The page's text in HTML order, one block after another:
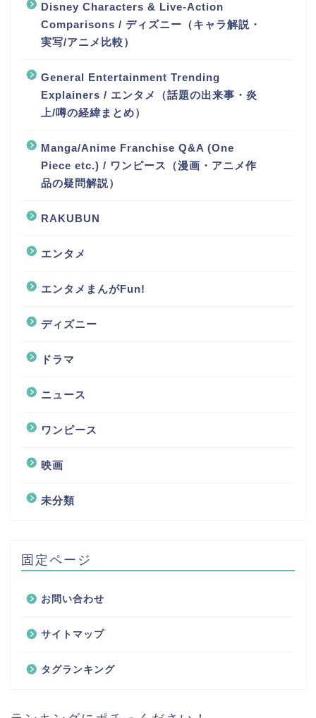
Disney Characters & Live-Action
Comparisons / ディズニー（キャラ解説・
実写/アニメ比較）
General Entertainment Trending
Explainers / エンタメ（話題の出来事・炎
上/噂の経緯まとめ）
Manga/Anime Franchise Q&A (One
Piece etc.) / ワンピース（漫画・アニメ作
品の疑問解説）
RAKUBUN
エンタメ
エンタメまんがFun!
ディズニー
ドラマ
ニュース
ワンピース
映画
未分類
固定ページ
お問い合わせ
サイトマップ
タグランキング